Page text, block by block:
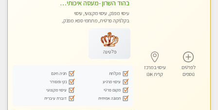
לפרטים
נוספים
עיסוי במרכז
קרית אונו
בהוד השרון -מעסה איכותית למאסז מקצועי ומפנק לכל שרירי הגוף
עיסוי מפנק, עיסוי מקצועי, עיסוי
בקלניקה פרטית, מתחמי ספא מפנק,
פלטינה
מקלחת
חניה חינם
עיסוי מרגיע
נקי ומסודר
מקום פרטי
עיסוי מקצועי
תמונה אמיתית
דוברת עיברית